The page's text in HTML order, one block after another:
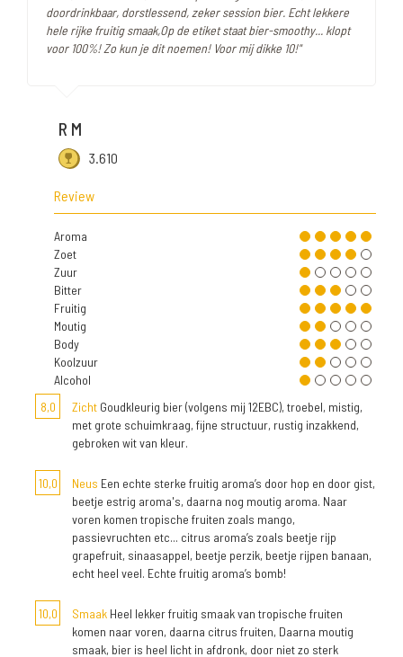
doordrinkbaar, dorstlessend, zeker session bier. Echt lekkere
hele rijke fruitig smaak,Op de etiket staat bier-smoothy... klopt
voor 100%! Zo kun je dit noemen! Voor mij dikke 10!"
R M
3.610
Review
Aroma
Zoet
Zuur
Bitter
Fruitig
Moutig
Body
Koolzuur
Alcohol
8,0
Zicht Goudkleurig bier (volgens mij 12EBC), troebel, mistig,
met grote schuimkraag, fijne structuur, rustig inzakkend,
gebroken wit van kleur.
10,0 Neus Een echte sterke fruitig aroma’s door hop en door gist,
beetje estrig aroma's, daarna nog moutig aroma. Naar
voren komen tropische fruiten zoals mango,
passievruchten etc... citrus aroma’s zoals beetje rijp
grapefruit, sinaasappel, beetje perzik, beetje rijpen banaan,
echt heel veel. Echte fruitig aroma’s bomb!
10,0 Smaak Heel lekker fruitig smaak van tropische fruiten
komen naar voren, daarna citrus fruiten, Daarna moutig
smaak, bier is heel licht in afdronk, door niet zo sterk